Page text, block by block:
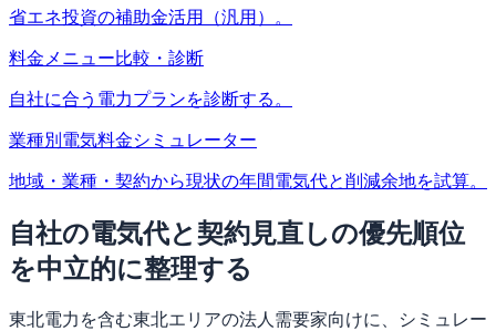
省エネ投資の補助金活用（汎用）。
料金メニュー比較・診断
自社に合う電力プランを診断する。
業種別電気料金シミュレーター
地域・業種・契約から現状の年間電気代と削減余地を試算。
自社の電気代と契約見直しの優先順位
を中立的に整理する
東北電力を含む東北エリアの法人需要家向けに、シミュレー